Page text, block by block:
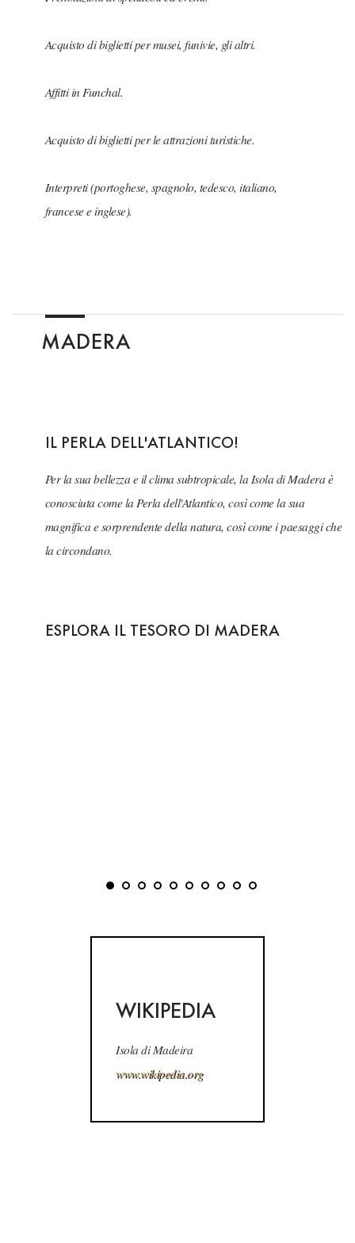
Acquisto di biglietti per musei, funivie, gli altri.
Affitti in Funchal.
Acquisto di biglietti per le attrazioni turistiche.
Interpreti (portoghese, spagnolo, tedesco, italiano,
francese e inglese).
MADERA
IL PERLA DELL'ATLANTICO!
Per la sua bellezza e il clima subtropicale, la Isola di Madera è
conosciuta come la Perla dell'Atlantico, così come la sua
magnifica e sorprendente della natura, così come i paesaggi che
la circondano.
ESPLORA IL TESORO DI MADERA
WIKIPEDIA
Isola di Madeira
www.wikipedia.org